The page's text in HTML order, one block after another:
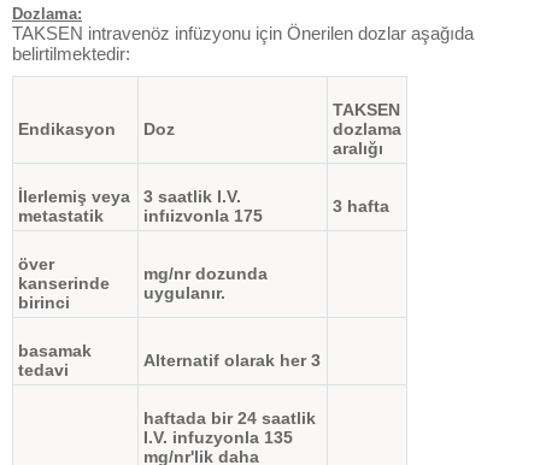
Dozlama:
TAKSEN intravenöz infüzyonu için Önerilen dozlar aşağıda
belirtilmektedir:
Endikasyon Doz
TAKSEN
dozlama
aralığı
İlerlemiş veya
metastatik
3 saatlik I.V.
infıizvonla 175
3 hafta
över
kanserinde
birinci
mg/nr dozunda
uygulanır.
basamak
tedavi
Alternatif olarak her 3
haftada bir 24 saatlik
I.V. infuzyonla 135
mg/nr'lik daha